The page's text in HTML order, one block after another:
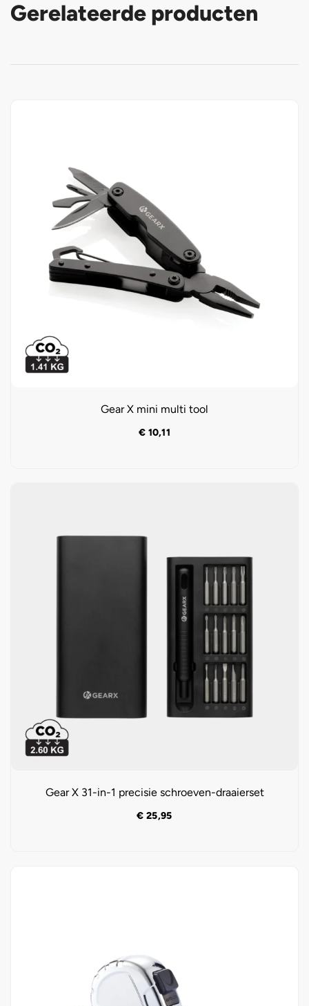
Gerelateerde producten
Gear X mini multi tool
€ 10,11
Gear X 31-in-1 precisie schroeven-draaierset
€ 25,95